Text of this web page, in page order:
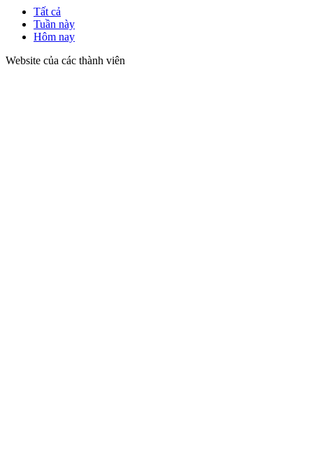
Tất cả
Tuần này
Hôm nay
Website của các thành viên